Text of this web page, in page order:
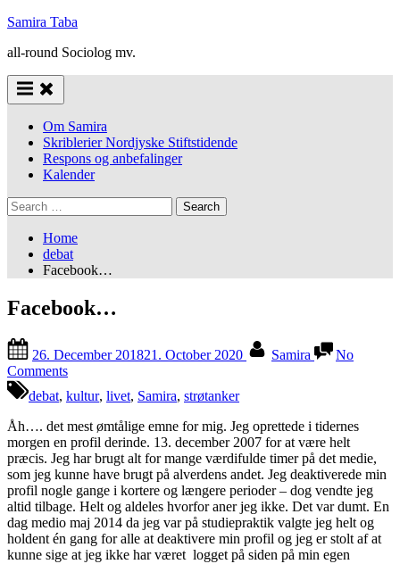
Skip
content
Samira Taba
all-round Sociolog mv.
Om Samira
Skriblerier Nordjyske Stiftstidende
Respons og anbefalinger
Kalender
Search
for:
Home
debat
Facebook…
Facebook…
on
26. December 201821. October 2020 Samira
No
Commentson
debat, kultur, livet, Samira, strøtanker
Åh…. det mest ømtålige emne for mig. Jeg oprettede i tidernes
morgen en profil derinde. 13. december 2007 for at være helt
præcis. Jeg har brugt alt for mange værdifulde timer på det medie,
som jeg kunne have brugt på alverdens andet. Jeg deaktiverede min
profil nogle gange i kortere og længere perioder – dog vendte jeg
altid tilbage. Helt og aldeles hvorfor aner jeg ikke. Det var dumt. En
dag medio maj 2014 da jeg var på studiepraktik valgte jeg helt og
holdent én gang for alle at deaktivere min profil og jeg er stolt af at
kunne sige at jeg ikke har været logget på siden på min egen